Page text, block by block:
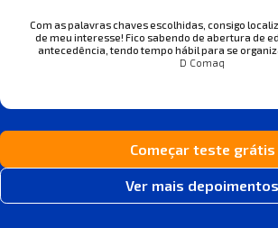
Com as palavras chaves escolhidas, consigo
de meu interesse! Fico sabendo de abertura de
antecedência, tendo tempo hábil para se
D Comaq
Começar teste grátis
Ver mais depoimentos